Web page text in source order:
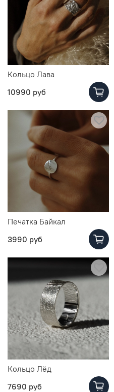
Кольцо Лава
10990 руб
Печатка Байкал
3990 руб
Кольцо Лёд
7690 руб